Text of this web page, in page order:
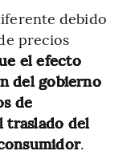
debido
precios
el efecto
del gobierno
de
traslado del
.